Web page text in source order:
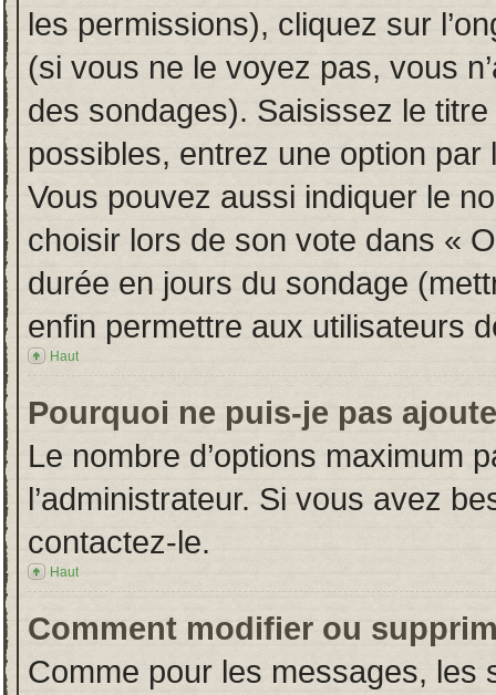
les permissions), cliquez sur
(si vous ne le voyez pas, vous
des sondages). Saisissez le
possibles, entrez une option
Vous pouvez aussi indiquer le
choisir lors de son vote dans «
durée en jours du sondage
enfin permettre aux utilisateurs
Haut
Pourquoi ne puis-je pas
Le nombre d’options maximum
l’administrateur. Si vous avez
contactez-le.
Haut
Comment modifier ou
Comme pour les messages, les